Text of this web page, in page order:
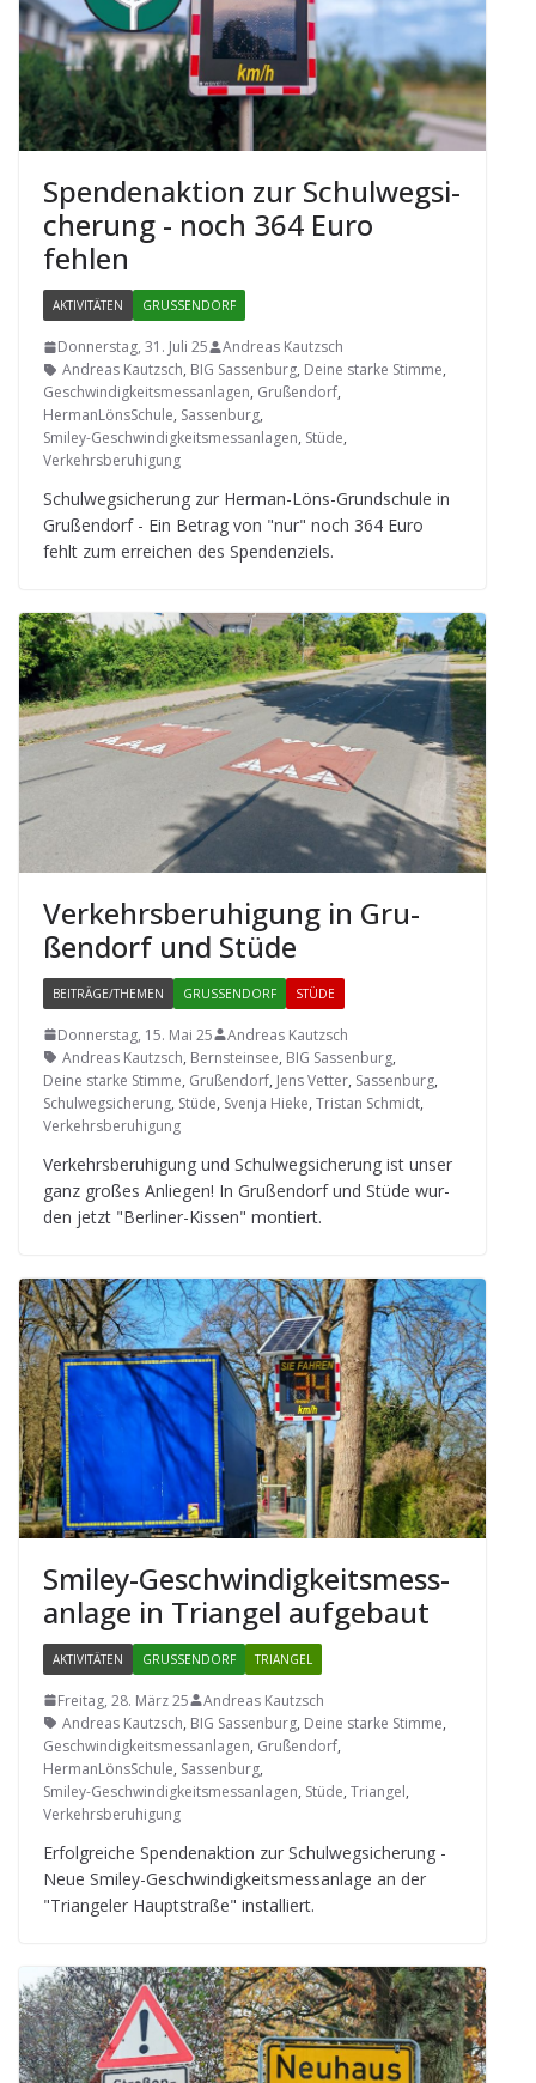
Spen­den­ak­tion zur Schul­weg­si­
che­rung - noch 364 Euro
fehlen
AKTIVITÄTEN GRUSSENDORF
Donnerstag, 31. Juli 25
Andreas Kautzsch
Andreas Kautzsch, BIG Sassenburg, Deine starke Stimme,
Geschwindigkeitsmessanlagen, Grußendorf,
HermanLönsSchule, Sassenburg,
Smiley-Geschwindigkeitsmessanlagen, Stüde,
Verkehrsberuhigung
Schul­weg­si­che­rung zur Her­man-Löns-Grund­schule in
Gru­ßen­dorf - Ein Betrag von "nur" noch 364 Euro
fehlt zum errei­chen des Spendenziels.
Ver­kehrs­be­ru­hi­gung in Gru­
ßen­dorf und Stüde
BEITRÄGE/THEMEN GRUSSENDORF STÜDE
Donnerstag, 15. Mai 25
Andreas Kautzsch
Andreas Kautzsch, Bernsteinsee, BIG Sassenburg,
Deine starke Stimme, Grußendorf, Jens Vetter, Sassenburg,
Schulwegsicherung, Stüde, Svenja Hieke, Tristan Schmidt,
Verkehrsberuhigung
Ver­kehrs­be­ru­hi­gung und Schul­weg­si­che­rung ist unser
ganz gro­ßes Anlie­gen! In Gru­ßen­dorf und Stüde wur­
den jetzt "Ber­li­ner-Kis­sen" montiert.
Smi­ley-Geschwin­dig­keits­mess­
an­lage in Tri­an­gel aufgebaut
AKTIVITÄTEN GRUSSENDORF TRIANGEL
Freitag, 28. März 25
Andreas Kautzsch
Andreas Kautzsch, BIG Sassenburg, Deine starke Stimme,
Geschwindigkeitsmessanlagen, Grußendorf,
HermanLönsSchule, Sassenburg,
Smiley-Geschwindigkeitsmessanlagen, Stüde, Triangel,
Verkehrsberuhigung
Erfolg­rei­che Spen­den­ak­tion zur Schul­weg­si­che­rung -
Neue Smi­ley-Geschwin­dig­keits­mess­an­lage an der
"Tri­an­ge­ler Haupt­straße" installiert.